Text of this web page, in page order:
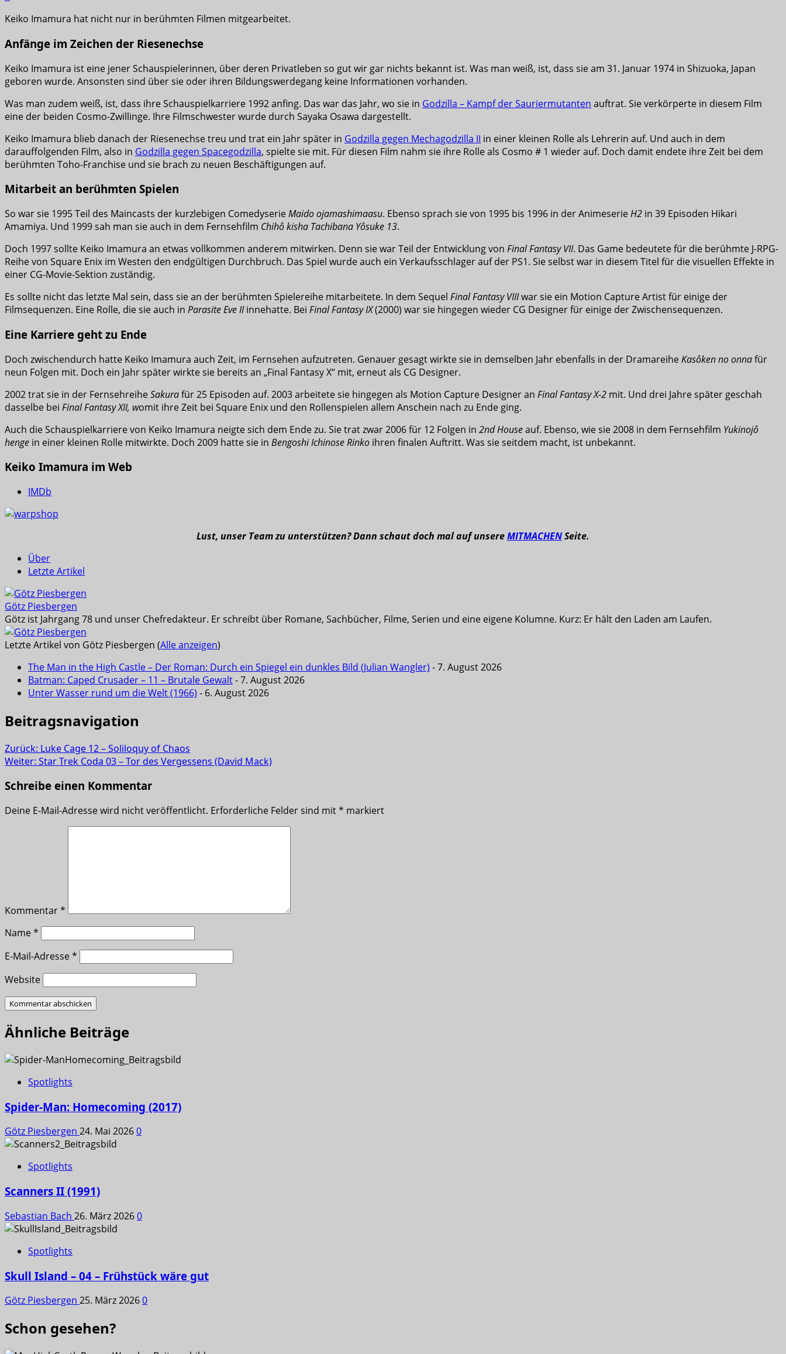
Keiko Imamura hat nicht nur in berühmten Filmen mitgearbeitet.
Anfänge im Zeichen der Riesenechse
Keiko Imamura ist eine jener Schauspielerinnen, über deren Privatleben so gut wir gar nichts bekannt ist. Was man weiß, ist, dass sie am 31. Januar 1974 in Shizuoka, Japan
geboren wurde. Ansonsten sind über sie oder ihren Bildungswerdegang keine Informationen vorhanden.
Was man zudem weiß, ist, dass ihre Schauspielkarriere 1992 anfing. Das war das Jahr, wo sie in Godzilla – Kampf der Sauriermutanten auftrat. Sie verkörperte in diesem Film
eine der beiden Cosmo-Zwillinge. Ihre Filmschwester wurde durch Sayaka Osawa dargestellt.
Keiko Imamura blieb danach der Riesenechse treu und trat ein Jahr später in Godzilla gegen Mechagodzilla II in einer kleinen Rolle als Lehrerin auf. Und auch in dem
darauffolgenden Film, also in Godzilla gegen Spacegodzilla, spielte sie mit. Für diesen Film nahm sie ihre Rolle als Cosmo # 1 wieder auf. Doch damit endete ihre Zeit bei dem
berühmten Toho-Franchise und sie brach zu neuen Beschäftigungen auf.
Mitarbeit an berühmten Spielen
So war sie 1995 Teil des Maincasts der kurzlebigen ComedyserieMaido ojamashimaasu. Ebenso sprach sie von 1995 bis 1996 in der AnimeserieH2 in 39 Episoden Hikari
Amamiya. Und 1999 sah man sie auch in dem Fernsehfilm Chihô kisha Tachibana Yôsuke 13.
Doch 1997 sollte Keiko Imamura an etwas vollkommen anderem mitwirken. Denn sie war Teil der Entwicklung von Final Fantasy VII. Das Game bedeutete für die berühmte J-RPG-
Reihe von Square Enix im Westen den endgültigen Durchbruch. Das Spiel wurde auch ein Verkaufsschlager auf der PS1. Sie selbst war in diesem Titel für die visuellen Effekte in
einer CG-Movie-Sektion zuständig.
Es sollte nicht das letzte Mal sein, dass sie an der berühmten Spielereihe mitarbeitete. In dem Sequel Final Fantasy VIIIwar sie ein Motion Capture Artist für einige der
Filmsequenzen. Eine Rolle, die sie auch in Parasite Eve IIinnehatte. Bei Final Fantasy IX(2000) war sie hingegen wieder CG Designer für einige der Zwischensequenzen.
Eine Karriere geht zu Ende
Doch zwischendurch hatte Keiko Imamura auch Zeit, im Fernsehen aufzutreten. Genauer gesagt wirkte sie in demselben Jahr ebenfalls in der DramareiheKasôken no onnafür
neun Folgen mit. Doch ein Jahr später wirkte sie bereits an „Final Fantasy X“ mit, erneut als CG Designer.
2002 trat sie in der FernsehreiheSakurafür 25 Episoden auf. 2003 arbeitete sie hingegen als Motion Capture Designer an Final Fantasy X-2 mit. Und drei Jahre später geschah
dasselbe bei Final Fantasy XII, womit ihre Zeit bei Square Enix und den Rollenspielen allem Anschein nach zu Ende ging.
Auch die Schauspielkarriere von Keiko Imamura neigte sich dem Ende zu. Sie trat zwar 2006 für 12 Folgen in 2nd Houseauf. Ebenso, wie sie 2008 in dem Fernsehfilm Yukinojô
henge in einer kleinen Rolle mitwirkte. Doch 2009 hatte sie in Bengoshi Ichinose Rinko ihren finalen Auftritt. Was sie seitdem macht, ist unbekannt.
Keiko Imamura im Web
IMDb
Lust, unser Team zu unterstützen? Dann schaut doch mal auf unsereMITMACHENSeite.
Über
Letzte Artikel
Götz Piesbergen
Götz ist Jahrgang 78 und unser Chefredakteur. Er schreibt über Romane, Sachbücher, Filme, Serien und eine eigene Kolumne. Kurz: Er hält den Laden am Laufen.
Letzte Artikel von Götz Piesbergen (Alle anzeigen)
The Man in the High Castle – Der Roman: Durch ein Spiegel ein dunkles Bild (Julian Wangler) - 7. August 2026
Batman: Caped Crusader – 11 – Brutale Gewalt- 7. August 2026
Unter Wasser rund um die Welt (1966) - 6. August 2026
Beitragsnavigation
Zurück: Luke Cage 12 – Soliloquy of Chaos
Weiter: Star Trek Coda 03 – Tor des Vergessens (David Mack)
Schreibe einen Kommentar
Deine E-Mail-Adresse wird nicht veröffentlicht. Erforderliche Felder sind mit* markiert
Kommentar*
Name*
E-Mail-Adresse*
Website
Ähnliche Beiträge
Spotlights
Spider-Man: Homecoming (2017)
Götz Piesbergen 24. Mai 20260
Spotlights
Scanners II (1991)
Sebastian Bach 26. März 20260
Spotlights
Skull Island – 04 – Frühstück wäre gut
Götz Piesbergen 25. März 20260
Schon gesehen?